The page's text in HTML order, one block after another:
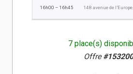
16h00 – 16h45
7 place(s)
Offre#153200